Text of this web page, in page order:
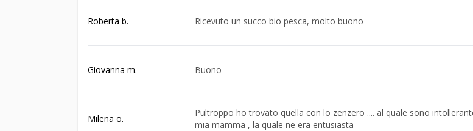
Roberta b. Ricevuto un succo bio pesca, molto buono
Giovanna m. Buono
Milena o.
Pultroppo ho trovato quella con lo zenzero .... al quale sono
mia mamma , la quale ne era entusiasta